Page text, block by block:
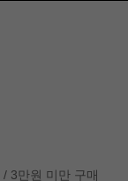
/ 3만원 미만 구매